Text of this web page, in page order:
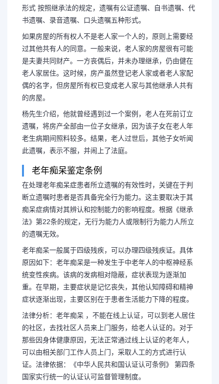
形式 按照继承法的规定，遗嘱有公证遗嘱、自书遗嘱、代
书遗嘱、录音遗嘱、口头遗嘱五种形式。
如果房屋的所有权人不是老人家一个人的，原则上需要经
过其他共有人的同意。一般来说，老人家的房屋很有可能
是夫妻共同财产。一方丧偶后，并未办理继承，仍由健在
老人家居住。这时候，房产虽然登记老人家或者老人家配
偶的名字，但房屋所有权已变成老人家与其他继承人共有
的房屋。
杨先生介绍，他就曾经遇到过一个案例，老人在死前订立
遗嘱，将房产全部由一位子女继承，因为该子女在老人年
老生病期间照料较多。结果，老人过世后，其他子女听闻
此遗嘱，表示不服，并闹上了法庭。
老年痴呆鉴定条例
在处理老年痴呆症患者所立遗嘱的有效性时，关键在于判
断立遗嘱时患者是否具备完全行为能力。这主要取决于其
痴呆症病情对其辨认和控制能力的影响程度。根据《继承
法》第22条的规定，无行为能力人或限制行为能力人所立
的遗嘱无效。
老年痴呆一般属于四级残疾，可以办理四级残疾证。具体
原因如下：老年痴呆是一种发生于中老年人的中枢神经系
统变性疾病。该病的发病相对隐蔽，症状表现为逐渐加
重。在早期，主要症状是记忆丧失，其他认知障碍和精神
症状逐渐出现，主要区别在于患者生活能力下降的程度。
法律分析：老年痴呆 ，不能在线上认证，可以到老人居住
的社区，去找社区人员来上门服务，给老人认证的。对于
那些因身体健康原因，无法正常通过线上认证的老年人，
可以由相关部门工作人员上门，采取人工的方式进行认
证。法律依据：《中华人民共和国认证认可条例》 第四条
国家实行统一的认证认可监督管理制度。
式继承。如房...
长按图片识别二维